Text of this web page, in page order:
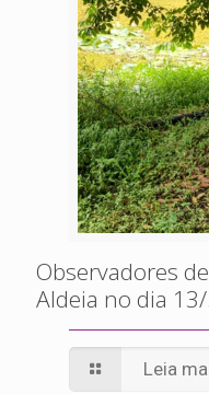
Observadores
Aldeia no dia
Leia